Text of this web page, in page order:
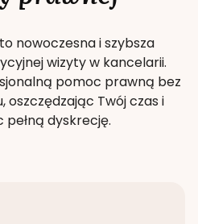
nowoczesna i szybsza
wizyty w kancelarii.
pomoc prawną bez
oszczędzając Twój czas i
pełną dyskrecję.